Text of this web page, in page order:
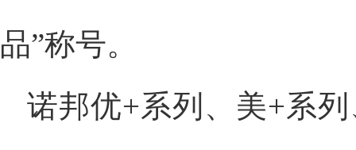
品”称号。
诺邦优+系列、美+系